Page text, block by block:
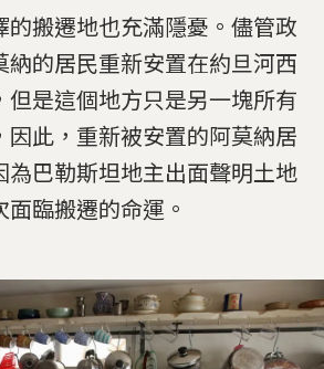
的搬遷地也充滿隱憂。儘管政
納的居民重新安置在約旦河西
但是這個地方只是另一塊所有
因此，重新被安置的阿莫納居
為巴勒斯坦地主出面聲明土地
臨搬遷的命運。